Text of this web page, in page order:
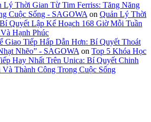
Lý Thời Gian Từ Tim Ferriss: Tăng Năng
Cuộc Sống - SAGOWA on Quản Lý Thời
Quyết Lập Kế Hoạch 168 Giờ Mỗi Tuần
Hạnh Phúc
Giao Tiếp Hấp Dẫn Hơn: Bí Quyết Thoát
Nhẽo” - SAGOWA on Top 5 Khóa Học
Hay Nhất Trên Unica: Bí Quyết Chinh
Thành Công Trong Cuộc Sống